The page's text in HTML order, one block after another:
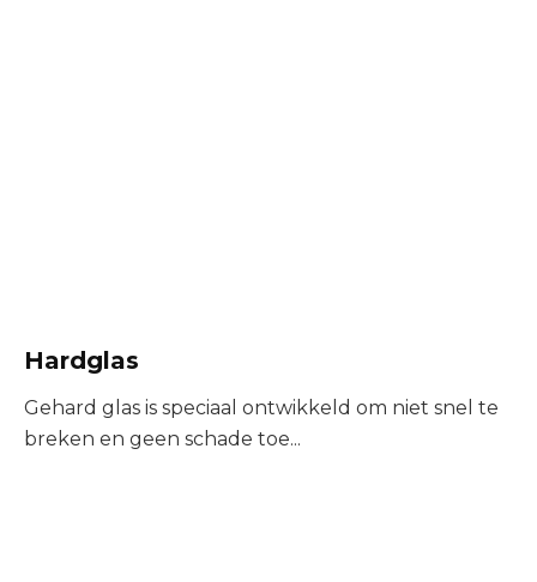
Hardglas
Gehard glas is speciaal ontwikkeld om niet snel te
breken en geen schade toe...